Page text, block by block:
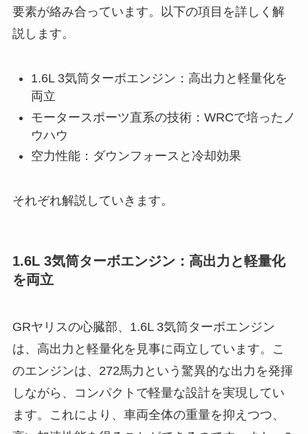
要素が絡み合っています。以下の項目を詳しく解
説します。
1.6L 3気筒ターボエンジン：高出力と軽量化を
両立
モータースポーツ直系の技術：WRCで培ったノ
ウハウ
空力性能：ダウンフォースと冷却効果
それぞれ解説していきます。
1.6L 3気筒ターボエンジン：高出力と軽量化
を両立
GRヤリスの心臓部、1.6L 3気筒ターボエンジン
は、高出力と軽量化を見事に両立しています。こ
のエンジンは、272馬力という驚異的な出力を発揮
しながら、コンパクトで軽量な設計を実現してい
ます。これにより、車両全体の重量を抑えつつ、